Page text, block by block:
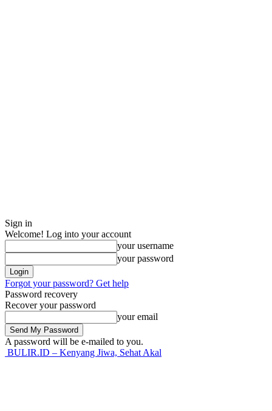
Sign in
Welcome! Log into your account
your username
your password
Forgot your password? Get help
Password recovery
Recover your password
your email
A password will be e-mailed to you.
BULIR.ID – Kenyang Jiwa, Sehat Akal